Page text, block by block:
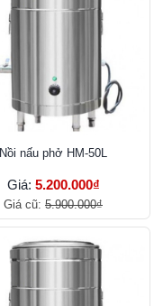
Nồi nấu phở HM-50L
Giá: 5.200.000₫
Giá cũ: 5.900.000₫